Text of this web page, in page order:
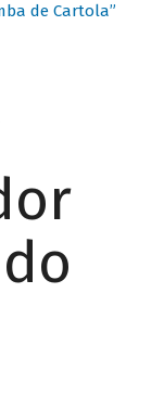
de Cartola”